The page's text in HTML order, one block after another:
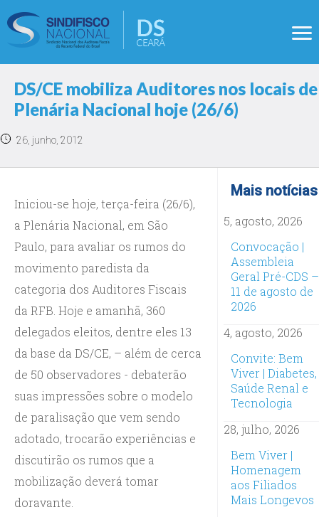
DS/CE mobiliza Auditores nos locais
Plenária Nacional hoje (26/6)
26, junho, 2012
Iniciou-se hoje, terça-feira (26/6),
a Plenária Nacional, em São
Paulo, para avaliar os rumos do
movimento paredista da
categoria dos Auditores Fiscais
da RFB. Hoje e amanhã, 360
delegados eleitos, dentre eles 13
da base da DS/CE, – além de cerca
de 50 observadores - debaterão
suas impressões sobre o modelo
de paralisação que vem sendo
adotado, trocarão experiências e
discutirão os rumos que a
mobilização deverá tomar
doravante.
Mais notícias
5, agosto, 2026
Convocação |
Assembleia
Geral Pré-CDS –
11 de agosto de
2026
4, agosto, 2026
Convite: Bem
Viver | Diabetes,
Saúde Renal e
Tecnologia
28, julho, 2026
Bem Viver |
Homenagem
aos Filiados
Mais Longevos